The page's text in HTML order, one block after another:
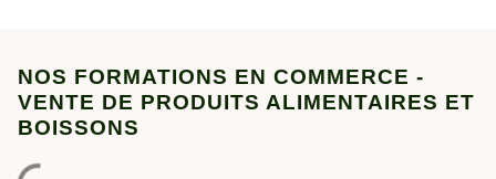
NOS FORMATIONS EN COMMERCE -
VENTE DE PRODUITS ALIMENTAIRES ET
BOISSONS